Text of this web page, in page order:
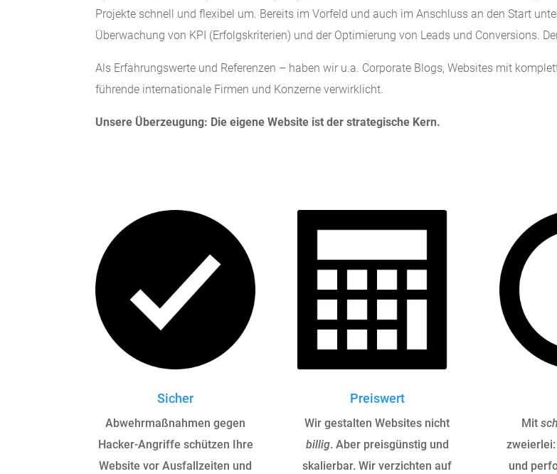
Projekte schnell und flexibel um. Bereits im Vorfeld und auch im Anschluss an den Start
Überwachung von KPI (Erfolgskriterien) und der Optimierung von Leads und Conversions.
Als Erfahrungswerte und Referenzen – haben wir u.a. Corporate Blogs, Websites mit
führende internationale Firmen und Konzerne verwirklicht.
Unsere Überzeugung: Die eigene Website ist der strategische Kern.
Sicher
Abwehrmaßnahmen gegen
Hacker-Angriffe schützen Ihre
Website vor Ausfallzeiten und
Preiswert
Wir gestalten Websites nicht
billig. Aber preisgünstig und
skalierbar. Wir verzichten auf
Mit
und